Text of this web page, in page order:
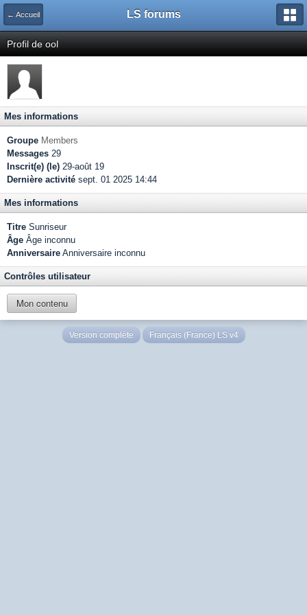
← Accueil LS forums
Profil de ool
Mes informations
Groupe Members
Messages 29
Inscrit(e) (le) 29-août 19
Dernière activité sept. 01 2025 14:44
Mes informations
Titre Sunriseur
Âge Âge inconnu
Anniversaire Anniversaire inconnu
Contrôles utilisateur
Mon contenu
Version complète Français (France) LS v4